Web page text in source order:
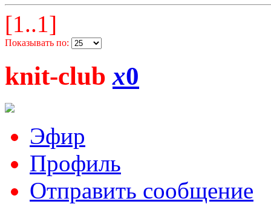
[1..1]
Показывать по:
knit-clubx0
Эфир
Профиль
Отправить сообщение